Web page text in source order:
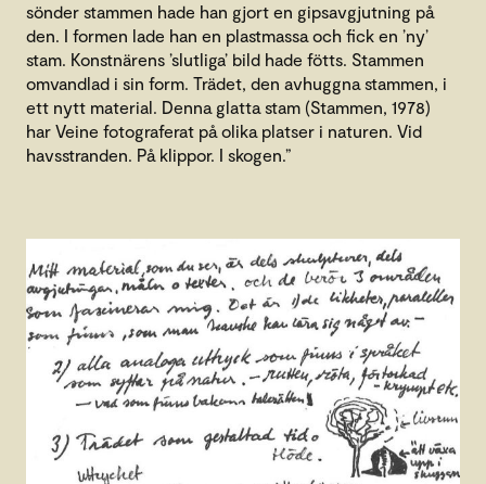
sönder stammen hade han gjort en gipsavgjutning på
den. I formen lade han en plastmassa och fick en ’ny’
stam. Konstnärens ’slutliga’ bild hade fötts. Stammen
omvandlad i sin form. Trädet, den avhuggna stammen, i
ett nytt material. Denna glatta stam (Stammen, 1978)
har Veine fotograferat på olika platser i naturen. Vid
havsstranden. På klippor. I skogen.”